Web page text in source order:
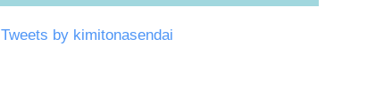
Tweets by kimitonasendai